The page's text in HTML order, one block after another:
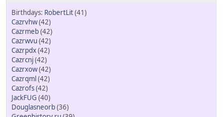
RobertLit(41)
Cazrvhw(42)
Cazrmeb(42)
Cazrwvu (42)
Cazrpdx(42)
Cazrcnj(42)
Cazrxow(42)
Cazrqml (42)
Cazrofs(42)
JackFUG (40)
Douglasneorb(36)